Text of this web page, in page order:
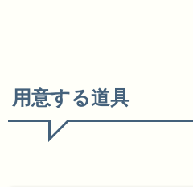
用意する道具